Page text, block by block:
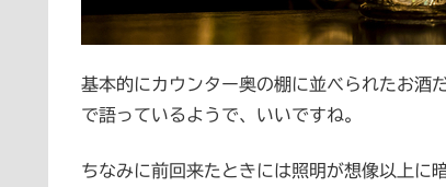
基本的にカウンター奥の棚に並べられたお酒
で語っているようで、いいですね。
ちなみに前回来たときには照明が想像以上